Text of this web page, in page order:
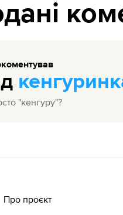
"кенгуру"?
Про проєкт